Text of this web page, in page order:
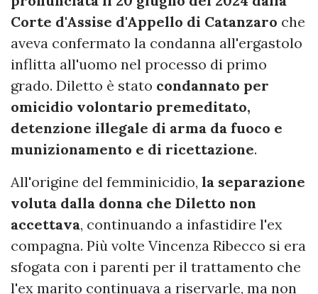
Corte d'Assise d'Appello di Catanzaro che
aveva confermato la condanna all'ergastolo
inflitta all'uomo nel processo di primo
grado. Diletto è stato condannato per
omicidio volontario premeditato,
detenzione illegale di arma da fuoco e
munizionamento e di ricettazione.
All'origine del femminicidio, la separazione
voluta dalla donna che Diletto non
accettava, continuando a infastidire l'ex
compagna. Più volte Vincenza Ribecco si era
sfogata con i parenti per il trattamento che
l'ex marito continuava a riservarle, ma non